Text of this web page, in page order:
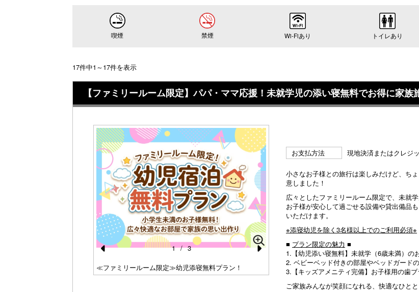
喫煙 禁煙 Wi-Fiあり トイレあり
17件中1～17件を表示
【ファミリールーム限定】パパ・ママ応援！未就学児の添い寝無料でお得に家族
e
≪ファミリールーム限定≫幼児添寝無料プラン！
ファミリールームにベビーベッドを追加！※数に
ざいます
e
1 / 3
お支払方法 現地決済またはクレジ
小さなお子様との旅行は楽しみだけど、ち
意しました！
広々としたファミリールーム限定で、未就
お子様が安心して過ごせる設備や貸出備品
いただけます。
※添寝幼児を除く3名様以上でのご利用必須※
■ プラン限定の魅力 ■
1.【幼児添い寝無料】未就学（6歳未満）の
2. ベビーベッド付きの部屋やベッドガード
3.【キッズアメニティ完備】お子様用の歯
ご家族みんなが笑顔になれる、快適なひと